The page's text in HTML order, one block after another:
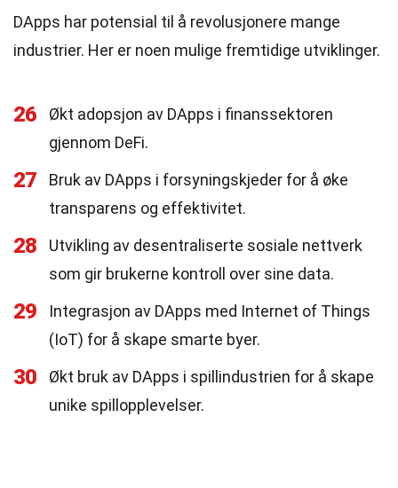
DApps har potensial til å revolusjonere mange
industrier. Her er noen mulige fremtidige utviklinger.
26
Økt adopsjon av DApps i finanssektoren
gjennom DeFi.
27
Bruk av DApps i forsyningskjeder for å øke
transparens og effektivitet.
28
Utvikling av desentraliserte sosiale nettverk
som gir brukerne kontroll over sine data.
29
Integrasjon av DApps med Internet of Things
(IoT) for å skape smarte byer.
30
Økt bruk av DApps i spillindustrien for å skape
unike spillopplevelser.